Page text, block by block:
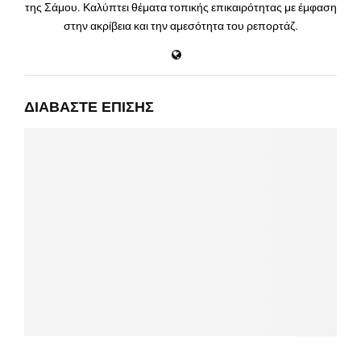
της Σάμου. Καλύπτει θέματα τοπικής επικαιρότητας με έμφαση
στην ακρίβεια και την αμεσότητα του ρεπορτάζ.
ΔΙΑΒΆΣΤΕ ΕΠΊΣΗΣ